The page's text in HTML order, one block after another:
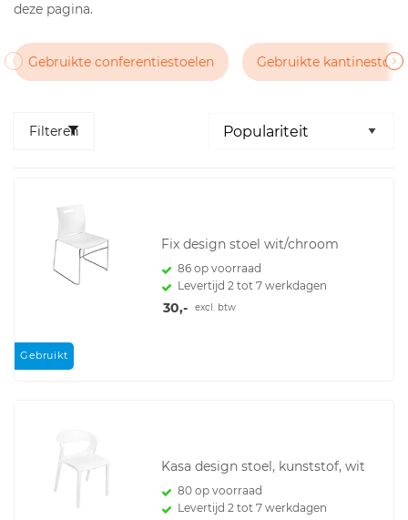
deze pagina.
Gebruikte conferentiestoelen Gebruikte
Filteren
Gebruikt
Fix design stoel wit/chroom
86 op voorraad
Levertijd 2 tot 7 werkdagen
30,- excl. btw
Kasa design stoel, kunststof, wit
80 op voorraad
Levertijd 2 tot 7 werkdagen